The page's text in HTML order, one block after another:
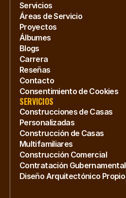
Servicios
Áreas de Servicio
Proyectos
Álbumes
Blogs
Carrera
Reseñas
Contacto
Consentimiento de Cookies
SERVICIOS
Construcciones de Casas
Personalizadas
Construcción de Casas
Multifamiliares
Construcción Comercial
Contratación Gubernamental
Diseño Arquitectónico Propio